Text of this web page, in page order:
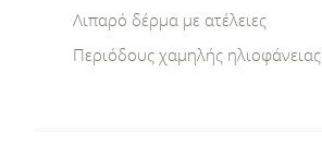
Λιπαρό δέρμα με ατέλειες
Περιόδους χαμηλής ηλιοφάνειας